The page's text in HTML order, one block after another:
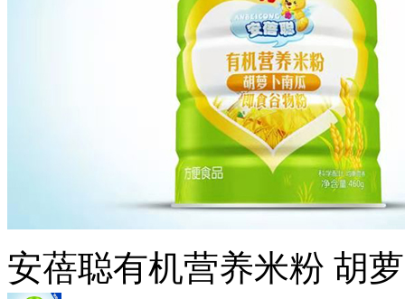
安蓓聪有机营养米粉 胡